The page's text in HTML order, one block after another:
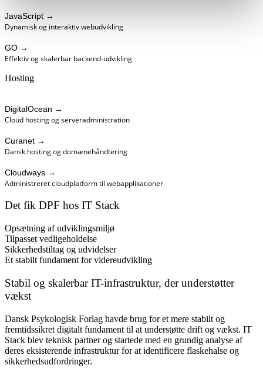
JavaScript →
Dynamisk og interaktiv webudvikling
GO →
Effektiv og skalerbar backend-udvikling
Hosting
DigitalOcean →
Cloud hosting og serveradministration
Curanet →
Dansk hosting og domænehåndtering
Cloudways →
Administreret cloudplatform til webapplikationer
Det fik DPF hos IT Stack
Opsætning af udviklingsmiljø
Tilpasset vedligeholdelse
Sikkerhedstiltag og udvidelser
Et stabilt fundament for videreudvikling
Stabil og skalerbarIT-infrastruktur, der understøtter
vækst
Dansk Psykologisk Forlag havde brug for et mere stabilt og
fremtidssikret digitalt fundament til at understøtte drift og vækst. IT
Stack blev teknisk partner og startede med en grundig analyse af
deres eksisterende infrastruktur for at identificere flaskehalse og
sikkerhedsudfordringer.